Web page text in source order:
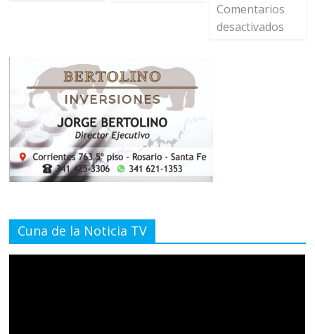
Comentarios
desactivados
Cuna de la Noticia TV